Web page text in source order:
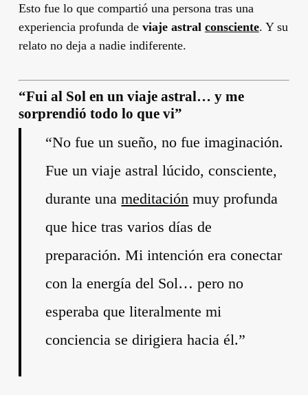
Esto fue lo que compartió una persona tras una
experiencia profunda de viaje astral consciente. Y su
relato no deja a nadie indiferente.
“Fui al Sol en un viaje astral… y me
sorprendió todo lo que vi”
“No fue un sueño, no fue imaginación.
Fue un viaje astral lúcido, consciente,
durante unameditación muy profunda
que hice tras varios días de
preparación. Mi intención era conectar
con la energía del Sol… pero no
esperaba que literalmente mi
conciencia se dirigiera hacia él.”